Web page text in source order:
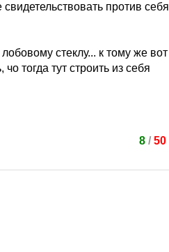
против себя
стеклу... к тому же вот
тогда тут строить из себя
8 / 50